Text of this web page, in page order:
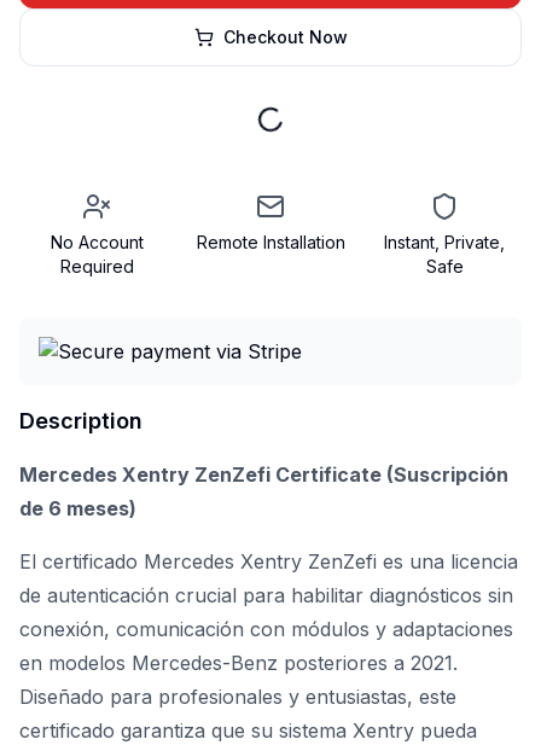
Checkout Now
No Account
Required
Remote Installation
Instant, Private,
Safe
Description
Mercedes Xentry ZenZefi Certificate (Suscripción
de 6 meses)
El certificado Mercedes Xentry ZenZefi es una licencia
de autenticación crucial para habilitar diagnósticos sin
conexión, comunicación con módulos y adaptaciones
en modelos Mercedes-Benz posteriores a 2021.
Diseñado para profesionales y entusiastas, este
certificado garantiza que su sistema Xentry pueda